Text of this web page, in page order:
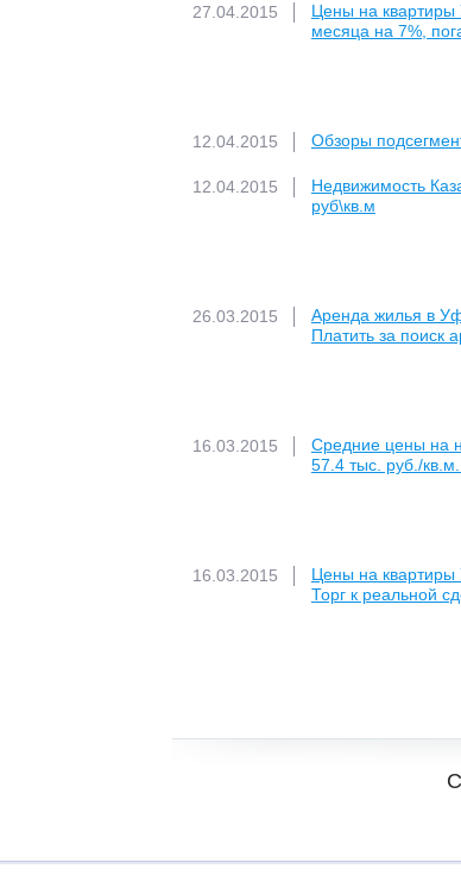
27.04.2015
Цены на квартиры
месяца на 7%,
12.04.2015 Обзоры
12.04.2015
Недвижимость
руб\кв.м
26.03.2015
Аренда жилья в
Платить за поиск
16.03.2015
Средние цены на
57.4 тыс. руб./
16.03.2015
Цены на
Торг к реальной